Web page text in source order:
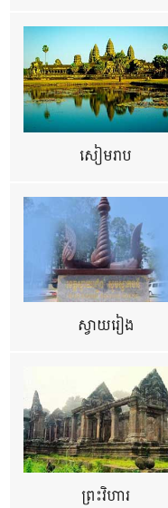
សៀមរាប
ស្វាយរៀង
ព្រះវិហារ